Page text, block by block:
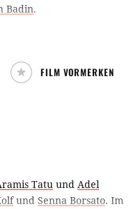
Badin.
FILM VORMERKEN
Tatu und Adel
und Senna Borsato. Im